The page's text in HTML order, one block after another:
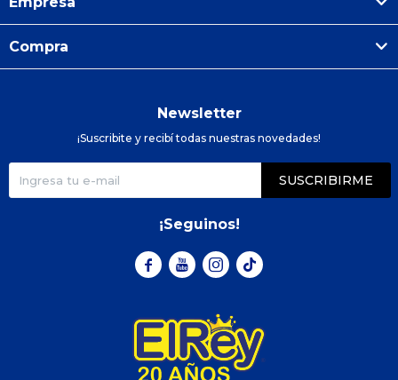
Compra
Newsletter
¡Suscribite y recibí todas nuestras novedades!
SUSCRIBIRME
¡Seguinos!
  